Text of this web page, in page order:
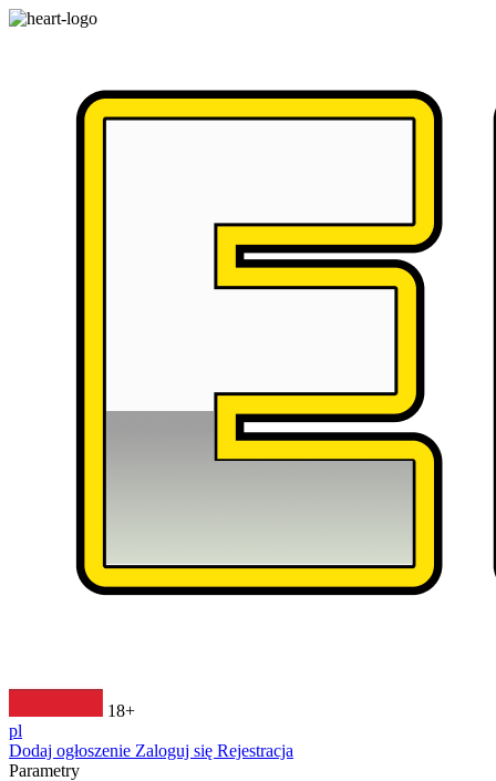
18+
pl
Dodaj ogłoszenie Zaloguj się Rejestracja
Parametry